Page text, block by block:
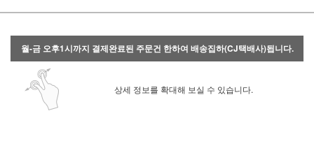
월-금 오후1시까지 결제완료된 주문건 한하여 배송집하(CJ택배사)됩니다.
상세 정보를 확대해 보실 수 있습니다.